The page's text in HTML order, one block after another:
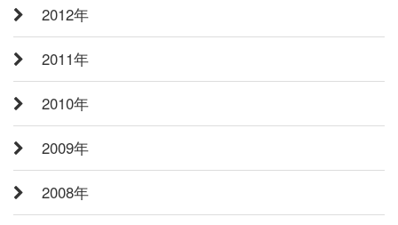
2012年
2011年
2010年
2009年
2008年